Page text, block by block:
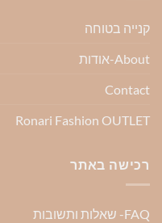
קנייה בטוחה
About-אודות
Contact
Ronari Fashion OUTLET
רכישה באתר
FAQ- שאלות ותשובות